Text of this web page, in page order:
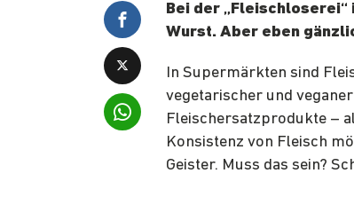
Bei der
Wurst. Aber eben
In Supermärkten sind
vegetarischer und
Fleischersatzprodukte –
Konsistenz von Fleisch
Geister. Muss das sein?